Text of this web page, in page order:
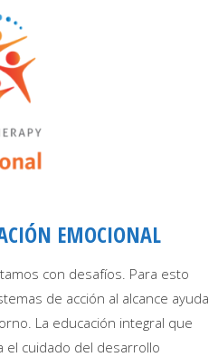
EMOCIONAL
con desafíos. Para esto
de acción al alcance ayuda
La educación integral que
el cuidado del desarrollo